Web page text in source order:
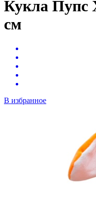
Кукла Пупс
см
В избранное